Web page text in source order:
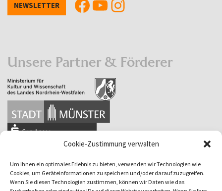
Cookie-Zustimmung verwalten
Um Ihnen ein optimales Erlebnis zu bieten, verwenden wir Technologien wie
Cookies, um Geräteinformationen zu speichern und/oder darauf zuzugreifen.
Wenn Sie diesen Technologien zustimmen, können wir Daten wie das
NEWSLETTER
Unsere Partner & Förderer